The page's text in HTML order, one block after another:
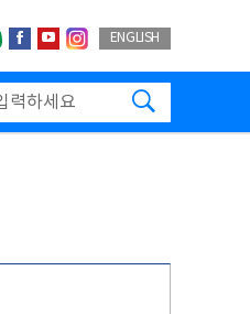
네이버블로그
페이스북
유투브인스타그랩
ENGLISH